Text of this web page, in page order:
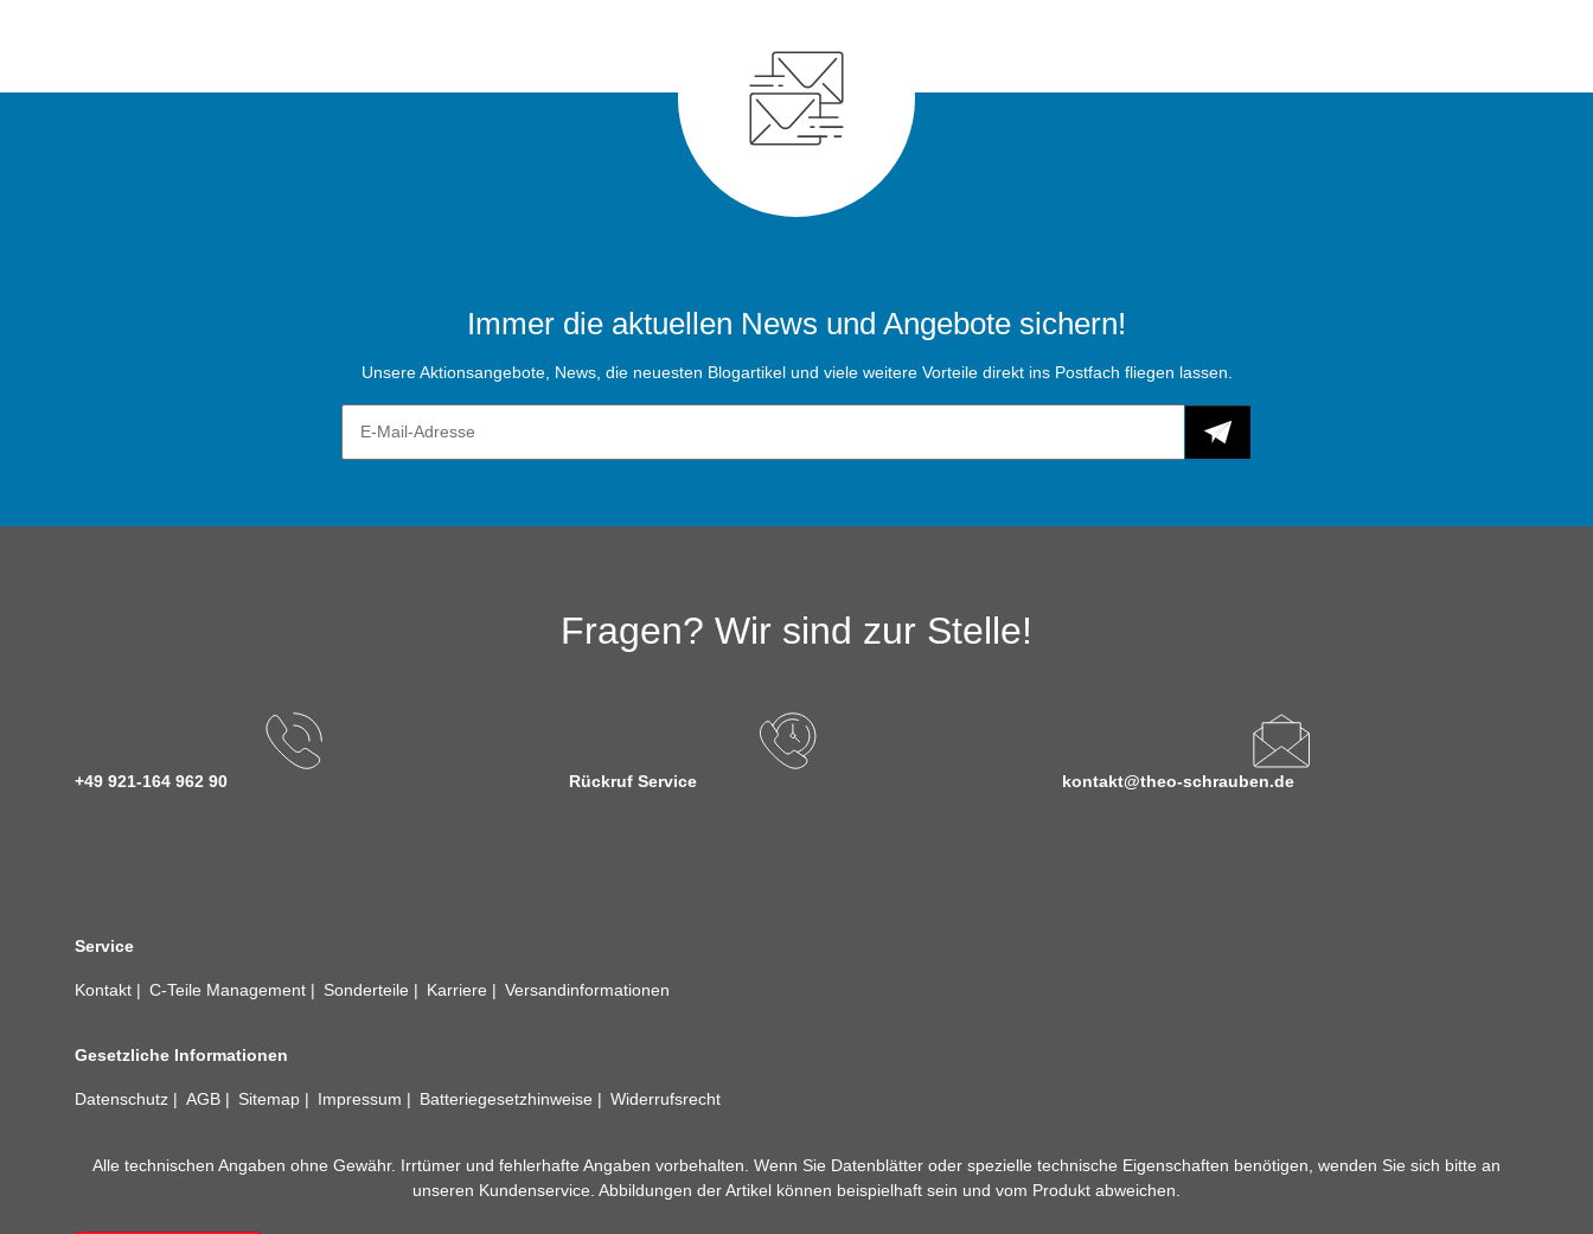
Immer die aktuellen News und Angebote sichern!
Unsere Aktionsangebote, News, die neuesten Blogartikel und viele weitere Vorteile direkt ins Postfach fliegen lassen.
Fragen? Wir sind zur Stelle!
+49 921-164 962 90 Rückruf Service kontakt@theo-schrauben.de
Service
Kontakt C-Teile Management Sonderteile Karriere Versandinformationen
Gesetzliche Informationen
Datenschutz AGB Sitemap Impressum Batteriegesetzhinweise Widerrufsrecht
Alle technischen Angaben ohne Gewähr. Irrtümer und fehlerhafte Angaben vorbehalten. Wenn Sie Datenblätter oder spezielle technische Eigenschaften benötigen, wenden Sie sich bitte an
unseren Kundenservice. Abbildungen der Artikel können beispielhaft sein und vom Produkt abweichen.